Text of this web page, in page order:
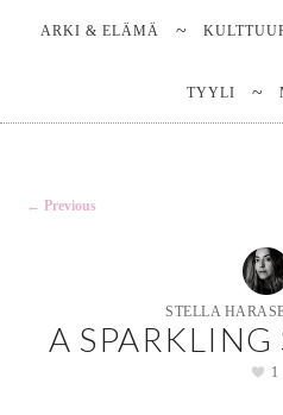
ARKI & ELÄMÄ
TYYLI
Post
← Previous
STELLA
A SPARKLING
1